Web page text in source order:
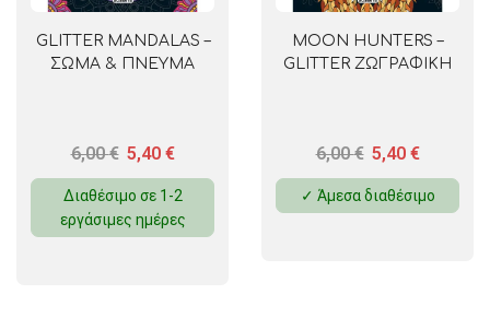
GLITTER MANDALAS –
ΣΩΜΑ & ΠΝΕΥΜΑ
6,00€ 5,40 €
Διαθέσιμο σε 1-2
εργάσιμες ημέρες
MOON HUNTERS –
GLITTER ΖΩΓΡΑΦΙΚΗ
6,00€ 5,40 €
✓ Άμεσα διαθέσιμο